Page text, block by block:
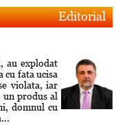
Editorial
au explodat
cu fata ucisa
violata, iar
un produs al
domnul cu